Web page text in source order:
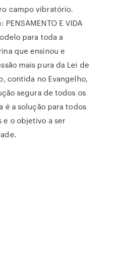
campo vibratório.
E VIDA
para toda a
que ensinou e
mais pura da Lei de
contida no Evangelho,
segura de todos os
é a solução para todos
e o objetivo a ser